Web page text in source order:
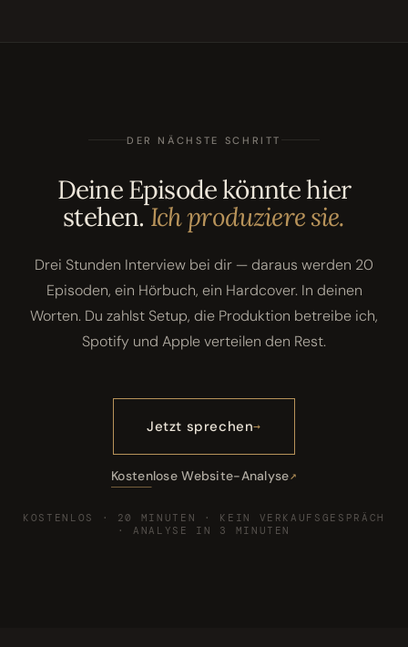
DER NÄCHSTE SCHRITT
Deine Episode könnte hier
stehen.Ich produziere sie.
Drei Stunden Interview bei dir — daraus werden 20
Episoden, ein Hörbuch, ein Hardcover. In deinen
Worten. Du zahlst Setup, die Produktion betreibe ich,
Spotify und Apple verteilen den Rest.
Jetzt sprechen
Kostenlose Website-Analyse
KOSTENLOS · 20 MINUTEN · KEIN VERKAUFSGESPRÄCH
· ANALYSE IN 3 MINUTEN